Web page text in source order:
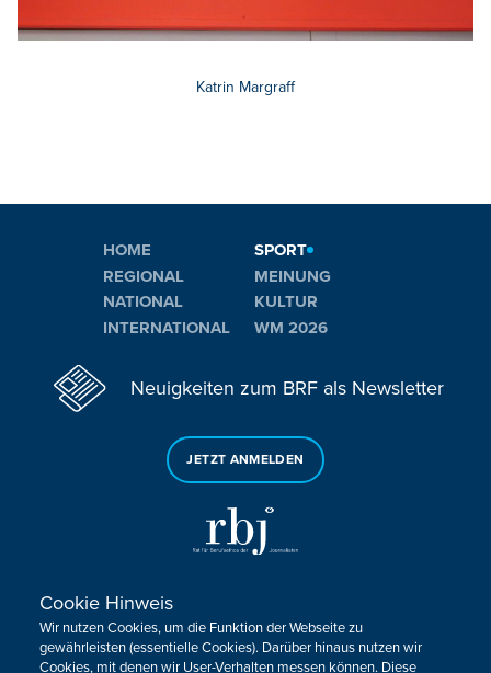
Katrin Margraff
HOME
REGIONAL
NATIONAL
INTERNATIONAL
SPORT
MEINUNG
KULTUR
WM 2026
Neuigkeiten zum BRF als Newsletter
JETZT ANMELDEN
Sie haben noch Fragen oder Anmerkungen?
KONTAKTIEREN SIE UNS!
Cookie Hinweis
Wir nutzen Cookies, um die Funktion der Webseite zu
gewährleisten (essentielle Cookies). Darüber hinaus nutzen wir
Cookies, mit denen wir User-Verhalten messen können. Diese